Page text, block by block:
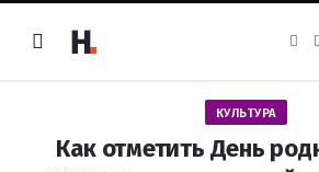
e
k
КУЛЬТУРА
Как отметить День